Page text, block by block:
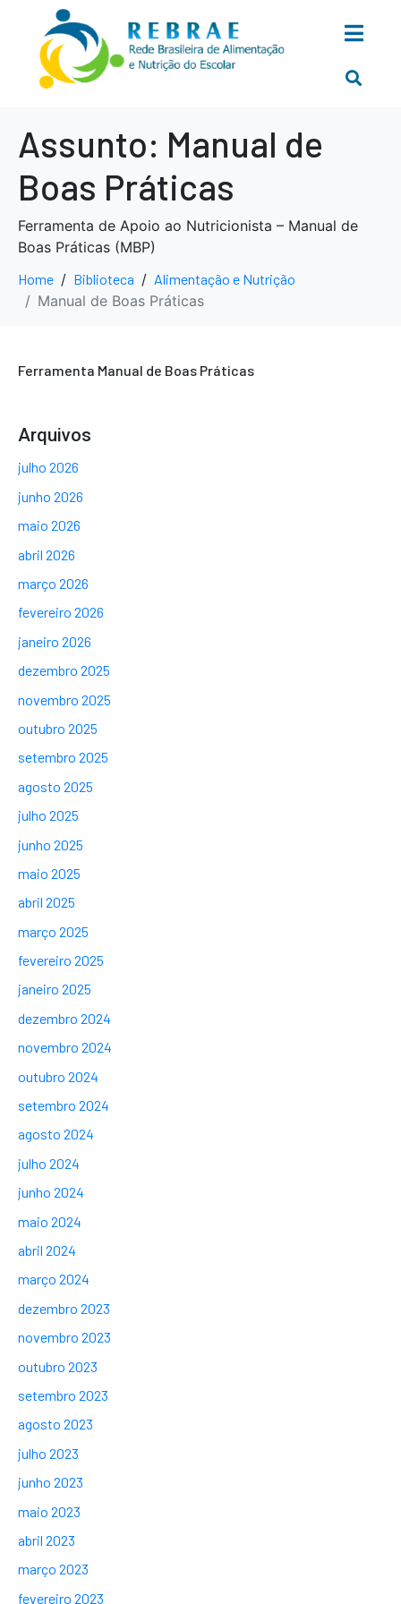
Assunto: Manual de
Boas Práticas
Ferramenta de Apoio ao Nutricionista – Manual de
Boas Práticas (MBP)
Home Biblioteca Alimentação e Nutrição
Manual de Boas Práticas
Ferramenta Manual de Boas Práticas
Arquivos
julho 2026
junho 2026
maio 2026
abril 2026
março 2026
fevereiro 2026
janeiro 2026
dezembro 2025
novembro 2025
outubro 2025
setembro 2025
agosto 2025
julho 2025
junho 2025
maio 2025
abril 2025
março 2025
fevereiro 2025
janeiro 2025
dezembro 2024
novembro 2024
outubro 2024
setembro 2024
agosto 2024
julho 2024
junho 2024
maio 2024
abril 2024
março 2024
dezembro 2023
novembro 2023
outubro 2023
setembro 2023
agosto 2023
julho 2023
junho 2023
maio 2023
abril 2023
março 2023
fevereiro 2023